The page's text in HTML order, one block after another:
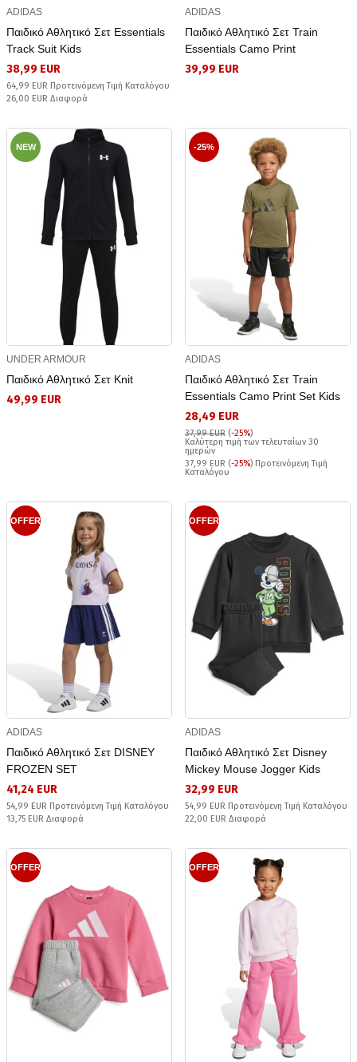
ADIDAS
Παιδικό Αθλητικό Σετ Essentials
Track Suit Kids
38,99 EUR
64,99 EUR Προτεινόμενη Τιμή Καταλόγου
26,00 EUR Διαφορά
ADIDAS
Παιδικό Αθλητικό Σετ Train
Essentials Camo Print
39,99 EUR
NEW
UNDER ARMOUR
Παιδικό Αθλητικό Σετ Knit
49,99 EUR
-25%
ADIDAS
Παιδικό Αθλητικό Σετ Train
Essentials Camo Print Set Kids
28,49 EUR
37,99 EUR (-25%)
Καλύτερη τιμή των τελευταίων 30
ημερών
37,99 EUR (-25%) Προτεινόμενη Τιμή
Καταλόγου
OFFER
ADIDAS
Παιδικό Αθλητικό Σετ DISNEY
FROZEN SET
41,24 EUR
54,99 EUR Προτεινόμενη Τιμή Καταλόγου
13,75 EUR Διαφορά
OFFER
ADIDAS
Παιδικό Αθλητικό Σετ Disney
Mickey Mouse Jogger Kids
32,99 EUR
54,99 EUR Προτεινόμενη Τιμή Καταλόγου
22,00 EUR Διαφορά
OFFER OFFER